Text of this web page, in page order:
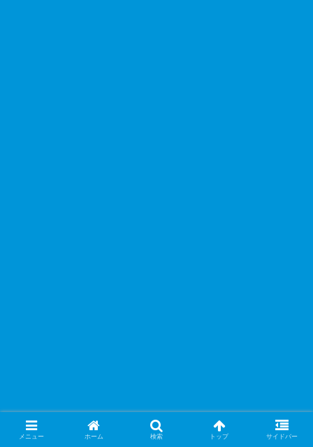
メニュー ホーム 検索 トップ サイドバー